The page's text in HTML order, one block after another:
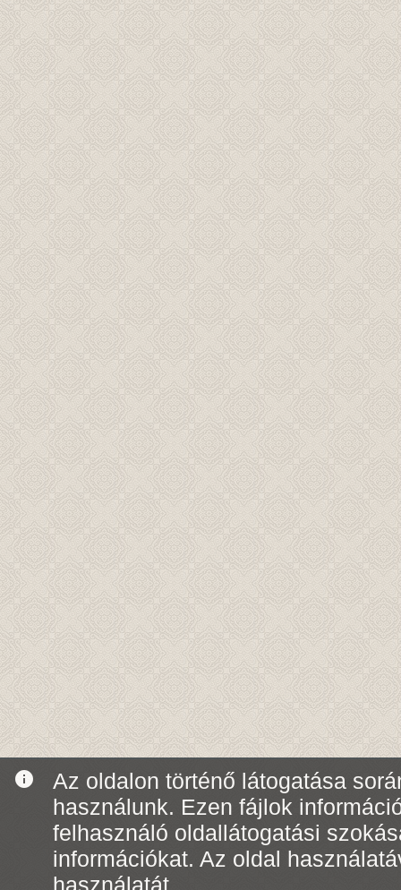
info
Az oldalon történő látogatása
használunk. Ezen fájlok
felhasználó oldallátogatási
információkat. Az oldal
használatát.